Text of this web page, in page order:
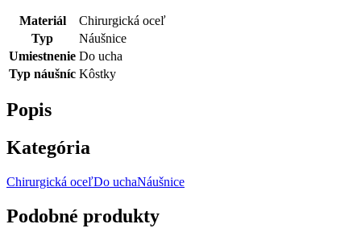
Materiál
Chirurgická oceľ
Typ
Náušnice
Umiestnenie Do ucha
Typ náušníc Kôstky
Popis
Kategória
Chirurgická oceľDo uchaNáušnice
Podobné produkty